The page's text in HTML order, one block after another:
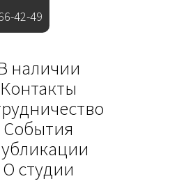
42-49
наличии
Контакты
События
О студии